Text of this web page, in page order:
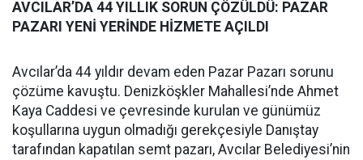
AVCILAR’DA 44 YILLIK SORUN ÇÖZÜLDÜ: PAZAR
PAZARI YENİ YERİNDE HİZMETE AÇILDI
Avcılar’da 44 yıldır devam eden Pazar Pazarı sorunu
çözüme kavuştu. Denizköşkler Mahallesi’nde Ahmet
Kaya Caddesi ve çevresinde kurulan ve günümüz
koşullarına uygun olmadığı gerekçesiyle Danıştay
tarafından kapatılan semt pazarı, Avcılar Belediyesi’nin